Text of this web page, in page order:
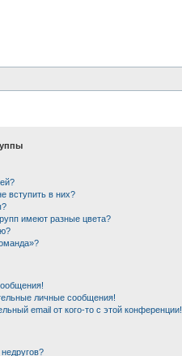
вступить в них?
имеют разные цвета?
личные сообщения!
email от кого-то с этой конференции!